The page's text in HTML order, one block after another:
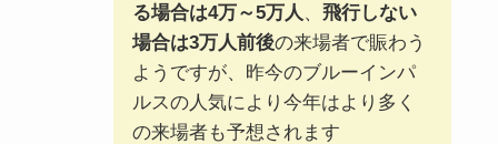
る場合は4万～5万人、 飛行しない
場合は3万人前後の来場者で賑わう
ようですが、昨今のブルーインパ
ルスの人気により今年はより多く
の来場者も予想されます